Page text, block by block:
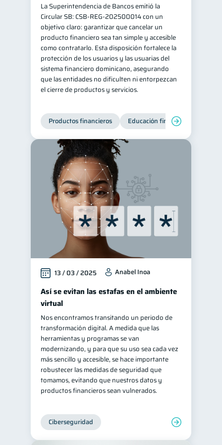
Retiro 1 Doble sueldo
Gasto responsable
información financiera 1
La Superintendencia de Bancos emitió la
Circular SB: CSB‑REG‑202500014 con un
objetivo claro: garantizar que cancelar un
producto financiero sea tan simple y accesible
como contratarlo. Esta disposición fortalece la
protección de los usuarios y las usuarias del
sistema financiero dominicano, asegurando
que las entidades no dificulten ni entorpezcan
el cierre de productos y servicios.
Productos financieros Educación financiera
13 / 03 / 2025 Anabel Inoa
Así se evitan las estafas en el ambiente
virtual
Nos encontramos transitando un periodo de
transformación digital. A medida que las
herramientas y programas se van
modernizando, y para que su uso sea cada vez
más sencillo y accesible, se hace importante
robustecer las medidas de seguridad que
tomamos, evitando que nuestros datos y
productos financieros sean vulnerados.
Ciberseguridad